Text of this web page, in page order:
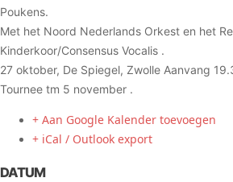
Poukens.
Met het Noord Nederlands Orkest en het
Kinderkoor/Consensus Vocalis .
27 oktober, De Spiegel, Zwolle Aanvang
Tournee tm 5 november .
+ Aan Google Kalender toevoegen
+ iCal / Outlook export
DATUM